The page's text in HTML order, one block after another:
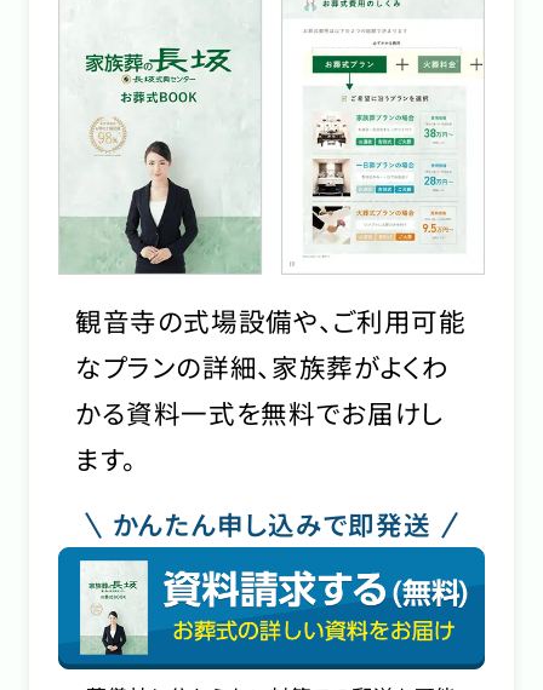
観音寺の式場設備や、ご利用可能
なプランの詳細、家族葬がよくわ
かる資料一式を無料でお届けし
ます。
かんたん申し込みで即発送